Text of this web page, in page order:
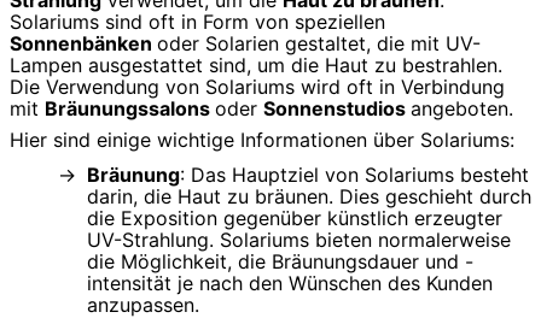
Solariums sind oft in Form von speziellen
Sonnenbänken oder Solarien gestaltet, die mit UV-
Lampen ausgestattet sind, um die Haut zu bestrahlen.
Die Verwendung von Solariums wird oft in Verbindung
mit Bräunungssalons oder Sonnenstudios angeboten.
Hier sind einige wichtige Informationen über Solariums:
Bräunung: Das Hauptziel von Solariums besteht
darin, die Haut zu bräunen. Dies geschieht durch
die Exposition gegenüber künstlich erzeugter
UV-Strahlung. Solariums bieten normalerweise
die Möglichkeit, die Bräunungsdauer und -
intensität je nach den Wünschen des Kunden
anzupassen.